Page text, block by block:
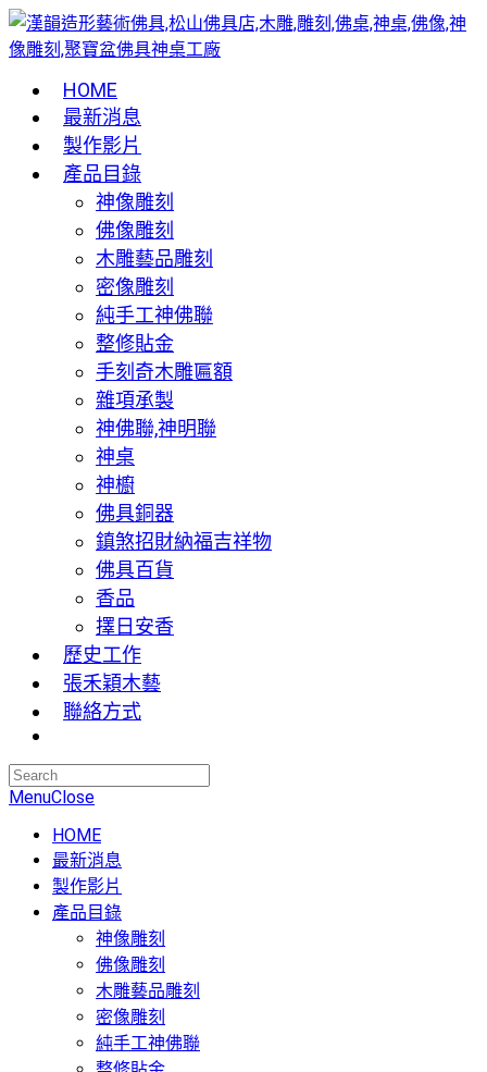
HOME
最新消息
製作影片
產品目錄
神像雕刻
佛像雕刻
木雕藝品雕刻
密像雕刻
純手工神佛聯
整修貼金
手刻奇木雕匾額
雜項承製
神佛聯,神明聯
神桌
神櫥
佛具銅器
鎮煞招財納福吉祥物
佛具百貨
香品
擇日安香
歷史工作
張禾穎木藝
聯絡方式
MenuClose
HOME
最新消息
製作影片
產品目錄
神像雕刻
佛像雕刻
木雕藝品雕刻
密像雕刻
純手工神佛聯